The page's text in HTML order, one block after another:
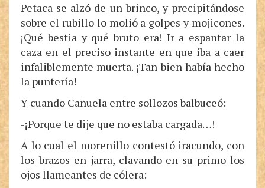
Petaca se alzó de un brinco, y precipitándose
sobre el rubillo lo molió a golpes y mojicones.
¡Qué bestia y qué bruto era! Ir a espantar la
caza en el preciso instante en que iba a caer
infaliblemente muerta. ¡Tan bien había hecho
la puntería!
Y cuando Cañuela entre sollozos balbuceó:
-¡Porque te dije que no estaba cargada…!
A lo cual el morenillo contestó iracundo, con
los brazos en jarra, clavando en su primo los
ojos llameantes de cólera: